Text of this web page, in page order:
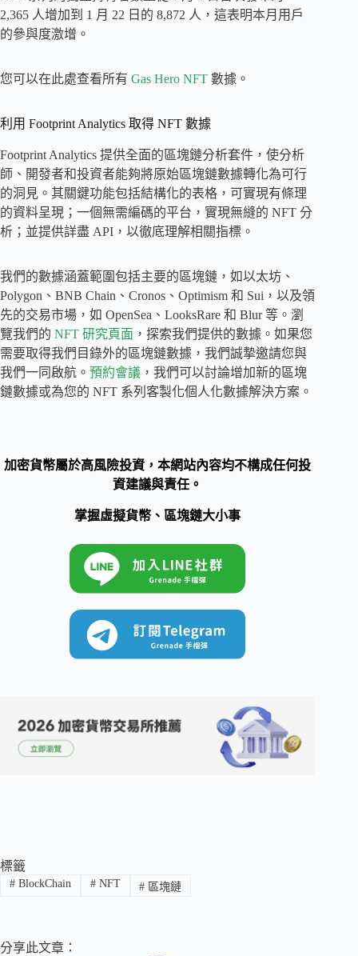
2,365 人增加到 1 月 22 日的 8,872 人，這表明本月用戶
的參與度激增。
您可以在此處查看所有 Gas Hero NFT 數據。
利用 Footprint Analytics 取得 NFT 數據
Footprint Analytics 提供全面的區塊鏈分析套件，使分析
師、開發者和投資者能夠將原始區塊鏈數據轉化為可行
的洞見。其關鍵功能包括結構化的表格，可實現有條理
的資料呈現；一個無需編碼的平台，實現無縫的 NFT 分
析；並提供詳盡 API，以徹底理解相關指標。
我們的數據涵蓋範圍包括主要的區塊鏈，如以太坊、
Polygon、BNB Chain、Cronos、Optimism 和 Sui，以及領
先的交易市場，如 OpenSea、LooksRare 和 Blur 等。瀏
覽我們的 NFT 研究頁面 ，探索我們提供的數據。如果您
需要取得我們目錄外的區塊鏈數據，我們誠摯邀請您與
我們一同啟航。 預約會議 ，我們可以討論增加新的區塊
鏈數據或為您的 NFT 系列客製化個人化數據解決方案。
加密貨幣屬於高風險投資，本網站內容均不構成任何投
資建議與責任。
掌握虛擬貨幣、區塊鏈大小事
標籤
#BlockChain #NFT # 區塊鏈
分享此文章：